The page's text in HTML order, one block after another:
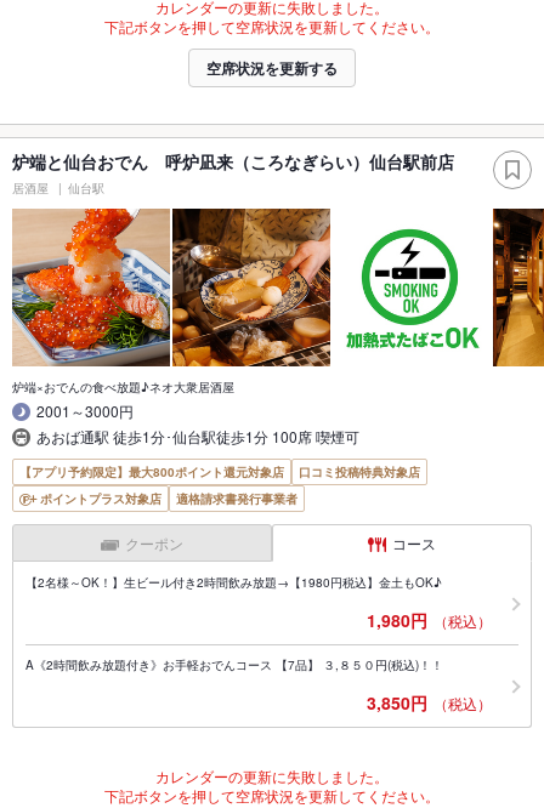
カレンダーの更新に失敗しました。
下記ボタンを押して空席状況を更新してください。
空席状況を更新する
炉端と仙台おでん 呼炉凪来（ころなぎらい）仙台駅前店
居酒屋 仙台駅
炉端×おでんの食べ放題♪ネオ大衆居酒屋
2001～3000円
あおば通駅 徒歩1分･仙台駅徒歩1分 100席 喫煙可
【アプリ予約限定】最大800ポイント還元対象店
口コミ投稿特典対象店
ポイントプラス対象店
適格請求書発行事業者
クーポン コース
【2名様～OK！】生ビール付き2時間飲み放題→【1980円税込】金土もOK♪
1,980円 （税込）
A《2時間飲み放題付き》お手軽おでんコース 【7品】 ３,８５０円(税込)！！
3,850円 （税込）
カレンダーの更新に失敗しました。
下記ボタンを押して空席状況を更新してください。